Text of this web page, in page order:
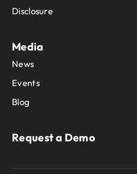
Disclosure
Media
News
Events
Blog
Request a Demo